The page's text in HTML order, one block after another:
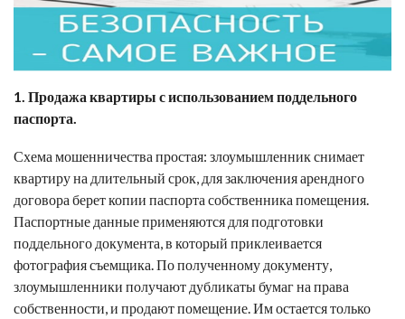
1. Продажа квартиры с использованием поддельного
паспорта.
Схема мошенничества простая: злоумышленник снимает
квартиру на длительный срок, для заключения арендного
договора берет копии паспорта собственника помещения.
Паспортные данные применяются для подготовки
поддельного документа, в который приклеивается
фотография съемщика. По полученному документу,
злоумышленники получают дубликаты бумаг на права
собственности, и продают помещение. Им остается только